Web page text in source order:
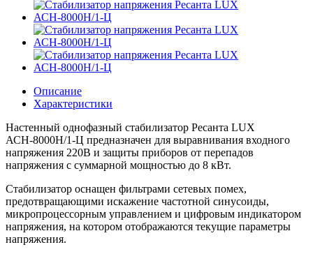
Описание
Характеристики
Настенный однофазный стабилизатор Ресанта LUX
АСН-8000Н/1-Ц предназначен для выравнивания входного
напряжения 220В и защиты приборов от перепадов
напряжения с суммарной мощностью до 8 кВт.
Стабилизатор оснащен фильтрами сетевых помех,
предотвращающими искажение частотной синусоиды,
микропроцессорным управлением и цифровым индикатором
напряжения, на котором отображаются текущие параметры
напряжения.